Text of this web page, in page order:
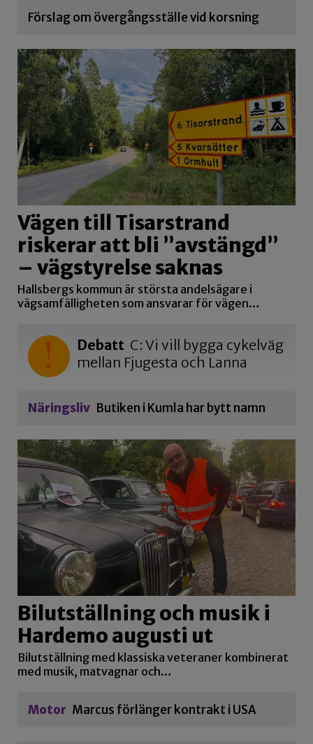
Förslag om övergångsställe vid korsning
Vägen till Tisarstrand
riskerar att bli ”avstängd”
– vägstyrelse saknas
Hallsbergs kommun är största andelsägare i
vägsamfälligheten som ansvarar för vägen…
Debatt C: Vi vill bygga cykelväg
mellan Fjugesta och Lanna
Näringsliv Butiken i Kumla har bytt namn
Bilutställning och musik i
Hardemo augusti ut
Bilutställning med klassiska veteraner kombinerat
med musik, matvagnar och…
Motor Marcus förlänger kontrakt i USA